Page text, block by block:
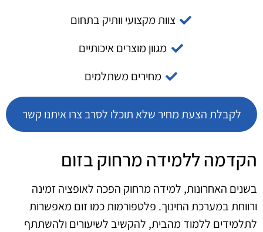
צוות מקצועי וותיק בתחום
מגוון מוצרים איכותיים
מחירים משתלמים
לקבלת הצעת מחיר שלא תוכלו לסרב צרו איתנו קשר
הקדמה ללמידה מרחוק בזום
בשנים האחרונות, למידה מרחוק הפכה לאופציה זמינה
ורווחת במערכת החינוך. פלטפורמות כמו זום מאפשרות
לתלמידים ללמוד מהבית, להקשיב לשיעורים ולהשתתף